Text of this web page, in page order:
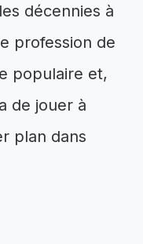
décennies à
profession de
populaire et,
de jouer à
plan dans